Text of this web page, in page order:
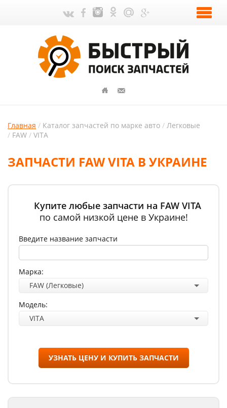
Главная Каталог запчастей по марке авто
Легковые
FAW
VITA
ЗАПЧАСТИ FAW VITA В УКРАИНЕ
Купите любые запчасти на FAW VITA
по самой низкой цене в Украине!
Введите название запчасти
Марка:
FAW (Легковые)
Модель:
VITA
УЗНАТЬ ЦЕНУ И КУПИТЬ ЗАПЧАСТИ